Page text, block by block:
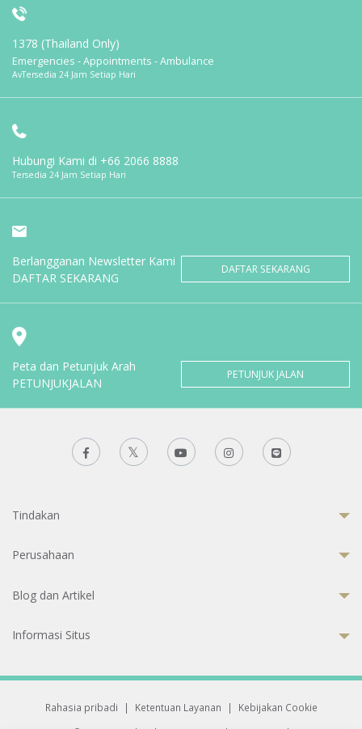
1378 (Thailand Only)
Emergencies - Appointments - Ambulance
AvTersedia 24 Jam Setiap Hari
Hubungi Kami di +66 2066 8888
Tersedia 24 Jam Setiap Hari
Berlangganan Newsletter Kami
DAFTAR SEKARANG
DAFTAR SEKARANG
Peta dan Petunjuk Arah
PETUNJUKJALAN
PETUNJUK JALAN
Tindakan
Perusahaan
Blog dan Artikel
Informasi Situs
Rahasia pribadi | Ketentuan Layanan |
Kebijakan Cookie